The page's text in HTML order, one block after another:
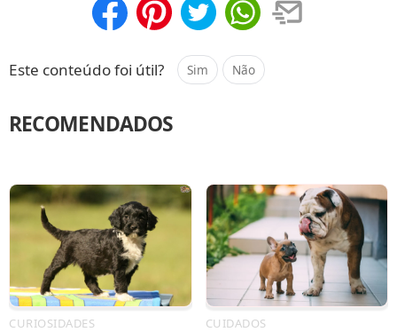
Este conteúdo foi útil? Sim Não
RECOMENDADOS
CURIOSIDADES CUIDADOS